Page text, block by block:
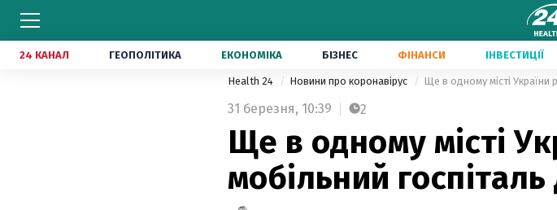
24 КАНАЛ ГЕОПОЛІТИКА ЕКОНОМІКА БІЗНЕС ФІНАНСИ ІНВЕСТИЦІЇ
Health 24 Новини про коронавірус Ще в одному місті України
31 березня, 10:39 2
Ще в одному місті
мобільний